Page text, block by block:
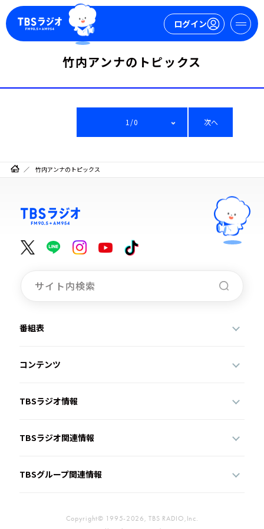
ログイン
今日の番組表
週間番組表
トピックス
TBS Podcast
イベント・グッズ
竹内アンナのトピックス
1/0 次へ
竹内アンナのトピックス
番組表
コンテンツ
TBSラジオ情報
TBSラジオ関連情報
TBSグループ関連情報
Copyright© 1995-2026, TBS RADIO,Inc.